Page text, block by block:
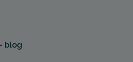
blog